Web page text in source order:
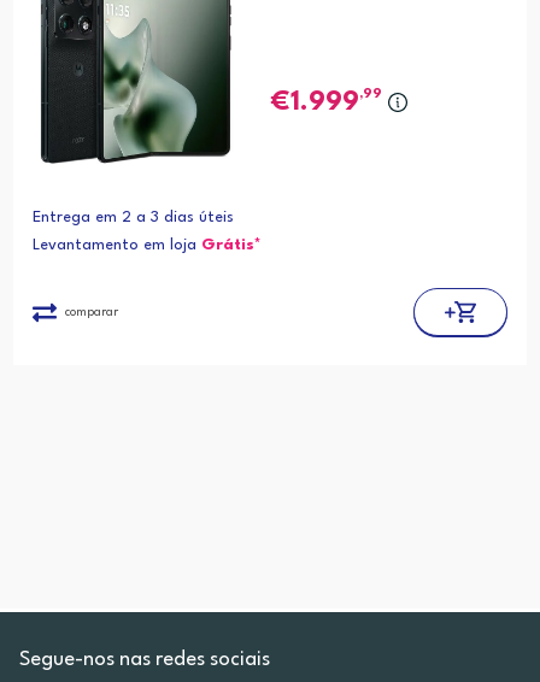
1.999,99
Entrega em 2 a 3 dias úteis
Levantamento em loja Grátis*
comparar
Segue-nos nas redes sociais